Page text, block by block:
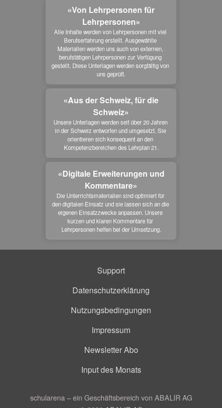
«Von Lehrpersonen für
Lehrpersonen»
Alle Inhalte werden von Lehrpersonen mit viel
Berufserfahrung erstellt. Ausgewählte
Materialien werden uns auch von externen,
berufstätigen Lehrpersonen zur Verfügung
gestellt. Diese Unterlagen werden sorgfältig von
uns geprüft.
«Aus der Schweiz, für die
Schweiz»
Unsere Unterlagen werden seit über 20 Jahren
in der Schweiz entworfen und umgesetzt. Sie
orientieren sich konsequent an den
Kompetenzbereichen des Lehrplan 21.
«Digitale Erweiterungen und
Kommentare»
Die Unterrichtsmaterialien sind optimiert für
den digitalen Einsatz und sie lassen sich an die
eigenen Einsatzzwecke anpassen. Unsere
kurzen und klaren Kommentare für
Lehrpersonen helfen bei der Umsetzung.
Support
Datenschutzerklärung
Nutzungsbedingungen
Impressum
Newsletter Abo
Input des Monats
schularena – ein Geschäftsbereich von ABALIR AG